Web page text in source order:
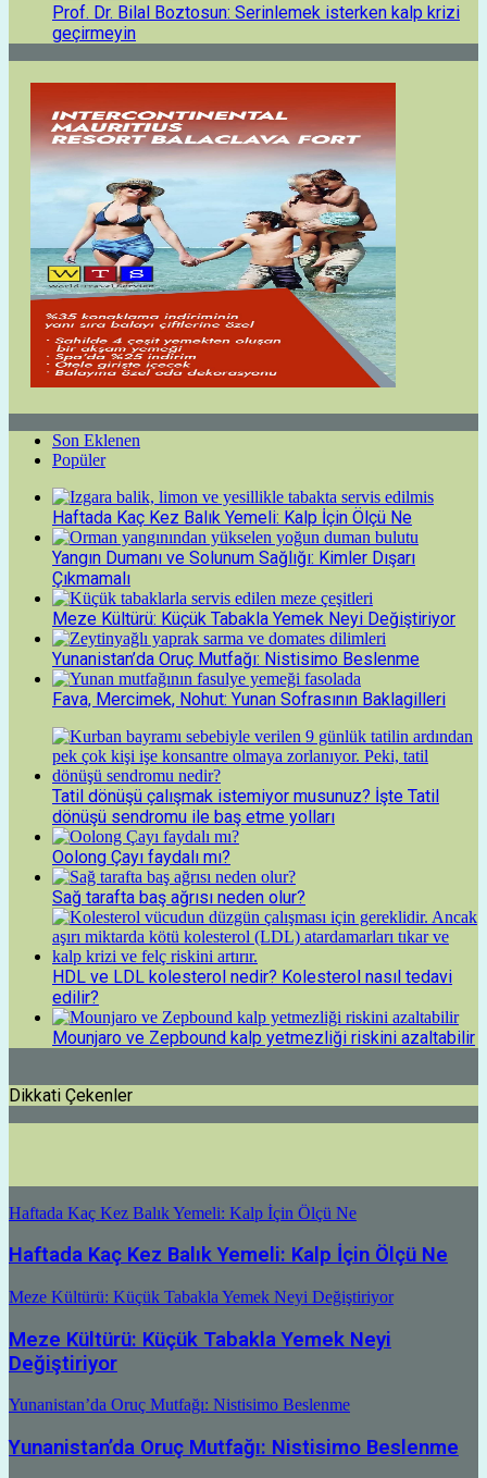
Prof. Dr. Bilal Boztosun: Serinlemek isterken kalp krizi
geçirmeyin
Son Eklenen
Popüler
Haftada Kaç Kez Balık Yemeli: Kalp İçin Ölçü Ne
Yangın Dumanı ve Solunum Sağlığı: Kimler Dışarı
Çıkmamalı
Meze Kültürü: Küçük Tabakla Yemek Neyi Değiştiriyor
Yunanistan’da Oruç Mutfağı: Nistisimo Beslenme
Fava, Mercimek, Nohut: Yunan Sofrasının Baklagilleri
Tatil dönüşü çalışmak istemiyor musunuz? İşte Tatil
dönüşü sendromu ile baş etme yolları
Oolong Çayı faydalı mı?
Sağ tarafta baş ağrısı neden olur?
HDL ve LDL kolesterol nedir? Kolesterol nasıl tedavi
edilir?
Mounjaro ve Zepbound kalp yetmezliği riskini azaltabilir
Dikkati Çekenler
Haftada Kaç Kez Balık Yemeli: Kalp İçin Ölçü Ne
Haftada Kaç Kez Balık Yemeli: Kalp İçin Ölçü Ne
Meze Kültürü: Küçük Tabakla Yemek Neyi Değiştiriyor
Meze Kültürü: Küçük Tabakla Yemek Neyi
Değiştiriyor
Yunanistan’da Oruç Mutfağı: Nistisimo Beslenme
Yunanistan’da Oruç Mutfağı: Nistisimo Beslenme